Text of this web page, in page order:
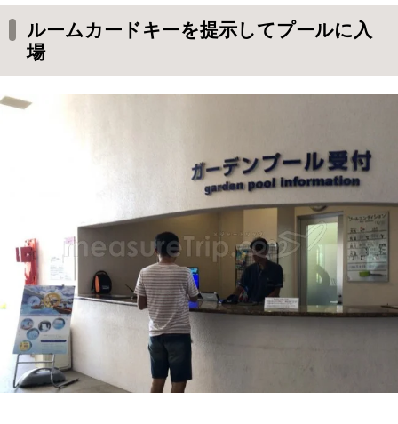
ビーチのような作りのプール
ウォータースライダーもある
奥にはグランジプール
ルームカードキーを提示してプールに入
場